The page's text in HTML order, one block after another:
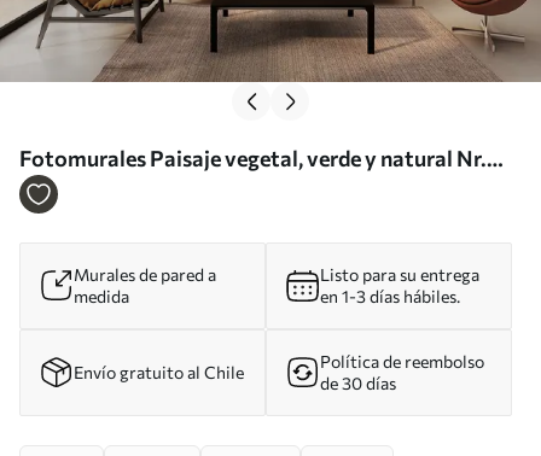
Fotomurales Paisaje vegetal, verde y natural Nr.
u55659
Murales de pared a
medida
Listo para su entrega
en 1-3 días hábiles.
Envío gratuito al Chile
Política de reembolso
de 30 días